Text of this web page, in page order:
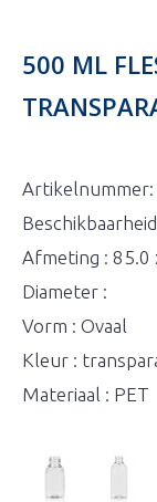
500 ML
Artikelnummer:
Afmeting : 85.0
Diameter :
Vorm : Ovaal
Kleur :
Materiaal : PET